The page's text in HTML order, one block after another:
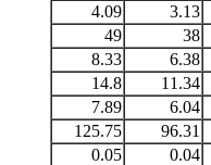
3.13
4.09
38
49
6.38
8.33
11.34
14.8
6.04
7.89
96.31
125.75
0.04
0.05